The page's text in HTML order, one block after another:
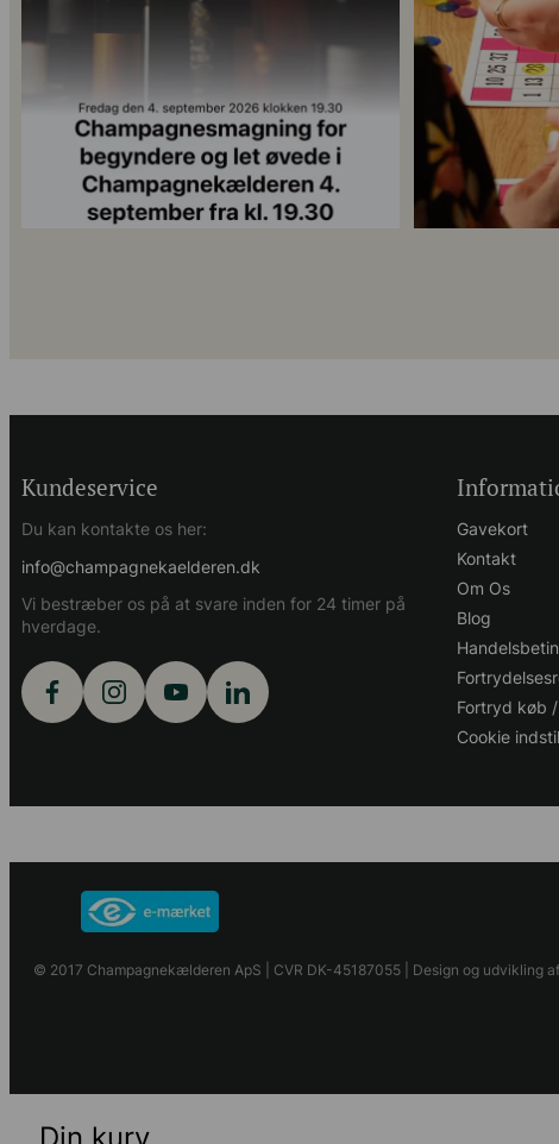
14
Kundeservice
Du kan kontakte os her:
info@champagnekaelderen.dk
Vi bestræber os på at svare inden for 24 timer på
hverdage.
Gavekort
Kontakt
Om Os
Blog
Fortryd køb /
Cookie
© 2017 Champagnekælderen ApS | CVR DK-45187055 | Design og udvikling af